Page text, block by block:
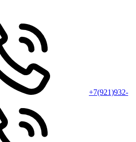
+7(921)932-